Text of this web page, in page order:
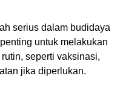
serius dalam budidaya
untuk melakukan
seperti vaksinasi,
jika diperlukan.